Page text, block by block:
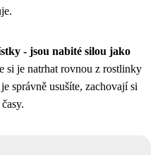
- jsou nabité silou jako
si je natrhat rovnou z rostlinky
správně usušíte, zachovají si